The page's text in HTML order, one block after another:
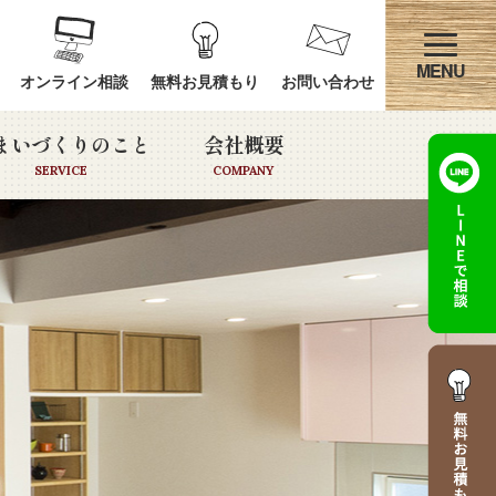
オンライン相談 無料お見積もり お問い合わせ
いづくりのこと
SERVICE
会社概要
COMPANY